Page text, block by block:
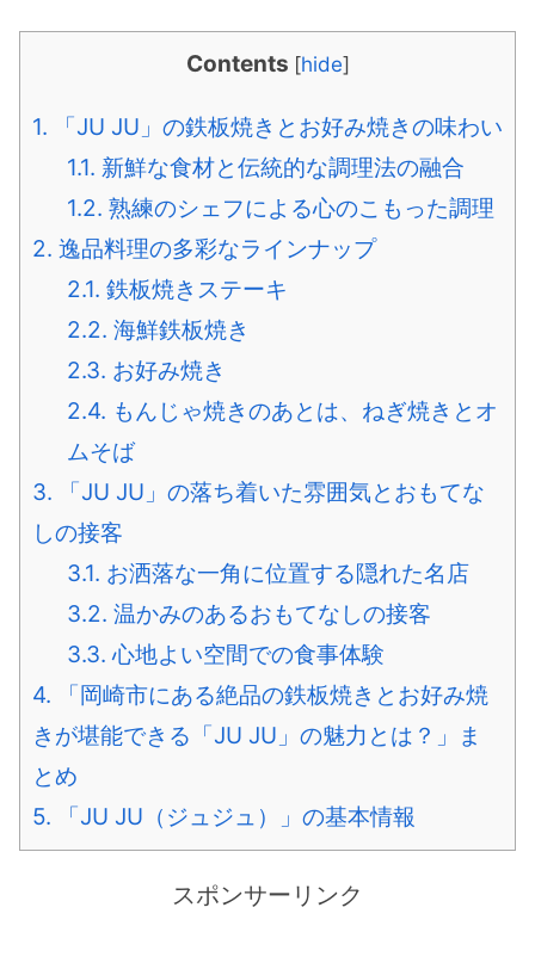
Contents [hide]
1. 「JU JU」の鉄板焼きとお好み焼きの味わい
1.1. 新鮮な食材と伝統的な調理法の融合
1.2. 熟練のシェフによる心のこもった調理
2. 逸品料理の多彩なラインナップ
2.1. 鉄板焼きステーキ
2.2. 海鮮鉄板焼き
2.3. お好み焼き
2.4. もんじゃ焼きのあとは、ねぎ焼きとオ
ムそば
3. 「JU JU」の落ち着いた雰囲気とおもてな
しの接客
3.1. お洒落な一角に位置する隠れた名店
3.2. 温かみのあるおもてなしの接客
3.3. 心地よい空間での食事体験
4. 「岡崎市にある絶品の鉄板焼きとお好み焼
きが堪能できる「JU JU」の魅力とは？」ま
とめ
5. 「JU JU（ジュジュ）」の基本情報
スポンサーリンク